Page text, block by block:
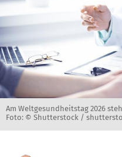
Am Weltgesundheitstag 2026
Foto: © Shutterstock /